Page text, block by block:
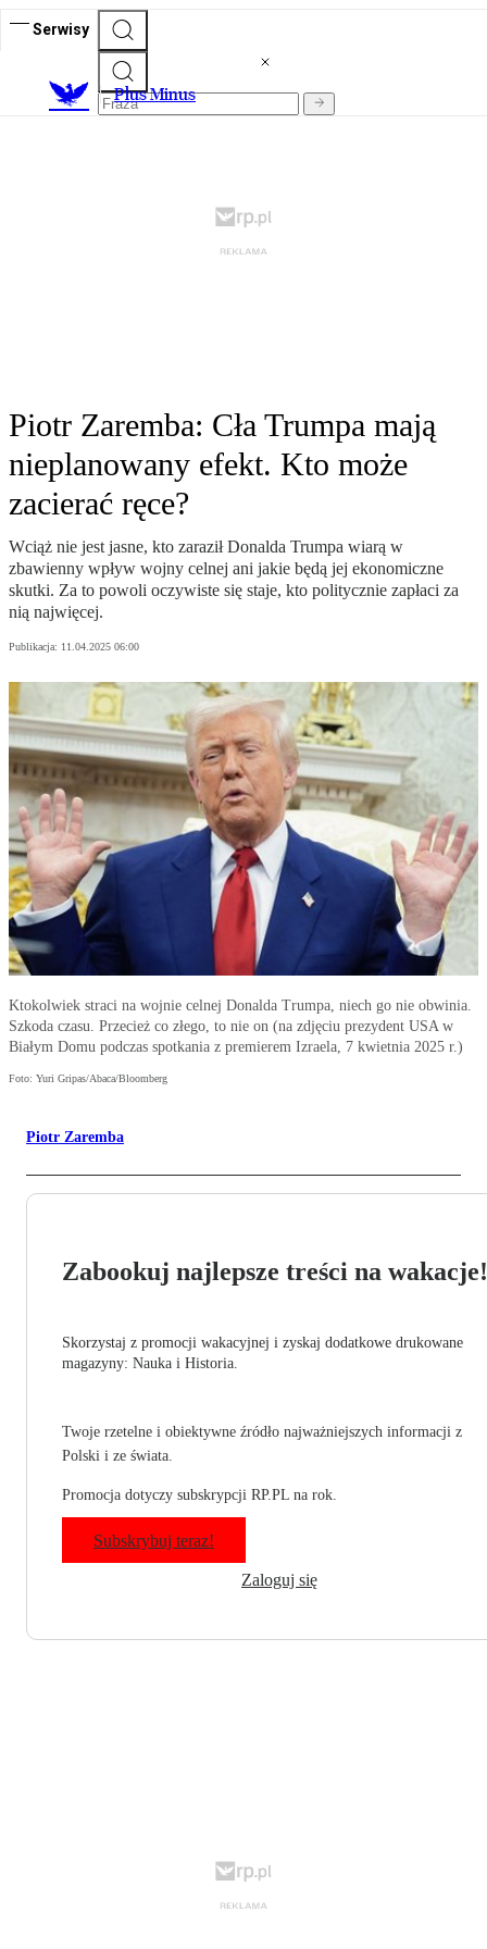
Serwisy
Plus Minus
Piotr Zaremba: Cła Trumpa mają
nieplanowany efekt. Kto może
zacierać ręce?
Wciąż nie jest jasne, kto zaraził Donalda Trumpa wiarą w
zbawienny wpływ wojny celnej ani jakie będą jej ekonomiczne
skutki. Za to powoli oczywiste się staje, kto politycznie zapłaci za
nią najwięcej.
Publikacja: 11.04.2025 06:00
Ktokolwiek straci na wojnie celnej Donalda Trumpa, niech go nie obwinia.
Szkoda czasu. Przecież co złego, to nie on (na zdjęciu prezydent USA w
Białym Domu podczas spotkania z premierem Izraela, 7 kwietnia 2025 r.)
Foto: Yuri Gripas/Abaca/Bloomberg
Piotr Zaremba
Zabookuj najlepsze treści na wakacje!
Skorzystaj z promocji wakacyjnej i zyskaj dodatkowe drukowane
magazyny: Nauka i Historia.
Twoje rzetelne i obiektywne źródło najważniejszych informacji z
Polski i ze świata.
Promocja dotyczy subskrypcji RP.PL na rok.
Subskrybuj teraz!
Zaloguj się